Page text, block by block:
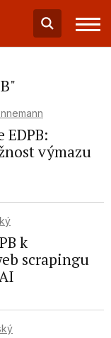
výmazu
k
scrapingu